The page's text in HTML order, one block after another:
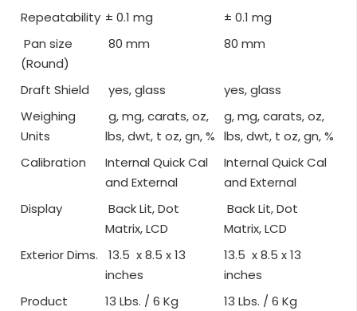
Repeatability ± 0.1 mg
± 0.1 mg
Pan size
(Round)
80 mm 80 mm
Draft Shield yes, glass
yes, glass
Weighing
Units
g, mg, carats, oz,
lbs, dwt, t oz, gn, %
g, mg, carats, oz,
lbs, dwt, t oz, gn, %
Calibration
Internal Quick Cal
and External
Internal Quick Cal
and External
Display
Back Lit, Dot
Matrix, LCD
Back Lit, Dot
Matrix, LCD
Exterior Dims.
13.5 x 8.5 x 13
inches
13.5 x 8.5 x 13
inches
Product
13 Lbs. / 6 Kg 13 Lbs. / 6 Kg